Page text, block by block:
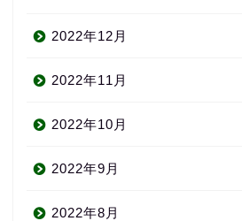
2022年12月
2022年11月
2022年10月
2022年9月
2022年8月